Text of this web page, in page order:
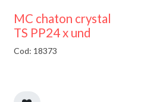
MC chaton crystal
TS PP24 x und
Cod: 18373